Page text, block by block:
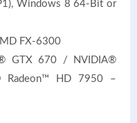
Windows 8 64-Bit or
FX-6300
GTX 670 / NVIDIA®
Radeon™ HD 7950 –